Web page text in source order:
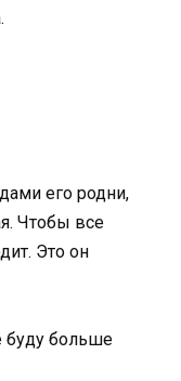
его родни,
Чтобы все
Это он
буду больше